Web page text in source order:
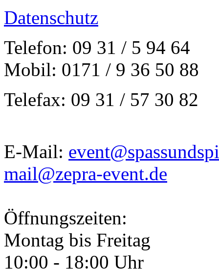
Datenschutz
Telefon: 09 31 / 5 94 64
Mobil: 0171 / 9 36 50 88
Telefax: 09 31 / 57 30 82
E-Mail:
mail@zepra-event.de
Öffnungszeiten:
Montag bis Freitag
10:00 - 18:00 Uhr